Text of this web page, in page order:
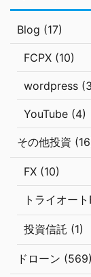
Blog (17)
FCPX (10)
wordpress
YouTube (4)
その他投資
FX (10)
トライオー
投資信託 (1)
ドローン (569)